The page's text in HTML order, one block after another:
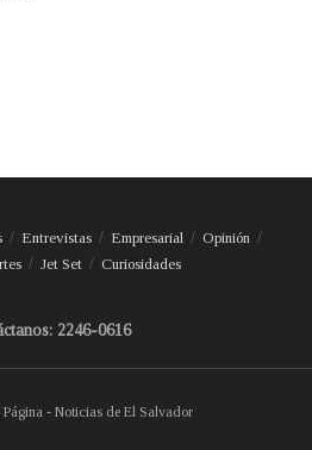
Entrevistas Empresarial
Opinión
Jet Set Curiosidades
2246-0616
- Noticias de El Salvador